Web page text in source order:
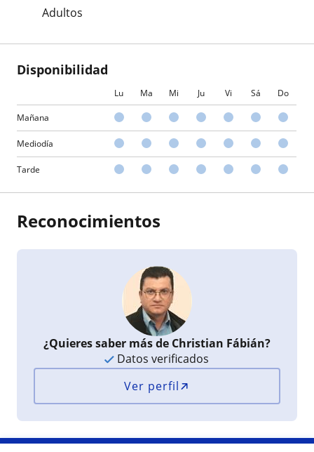
Adultos
Disponibilidad
Lu Ma Mi Ju Vi Sá Do
Mañana
Mediodía
Tarde
Reconocimientos
¿Quieres saber más de Christian Fábián?
Datos verificados
Ver perfil